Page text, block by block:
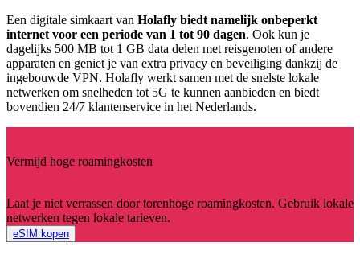
Een digitale simkaart van Holafly biedt namelijk onbeperkt
internet voor een periode van 1 tot 90 dagen. Ook kun je
dagelijks 500 MB tot 1 GB data delen met reisgenoten of andere
apparaten en geniet je van extra privacy en beveiliging dankzij de
ingebouwde VPN. Holafly werkt samen met de snelste lokale
netwerken om snelheden tot 5G te kunnen aanbieden en biedt
bovendien 24/7 klantenservice in het Nederlands.
Vermijd hoge roamingkosten
Laat je niet verrassen door torenhoge roamingkosten. Gebruik lokale
netwerken tegen lokale tarieven.
eSIM kopen